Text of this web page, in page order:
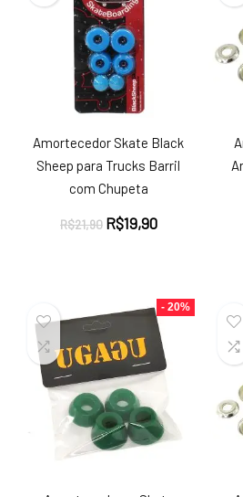
Amortecedor Skate Black
Sheep para Trucks Barril
com Chupeta
R$21,90 O
R$21,90.
R$19,90O
R$19,90.
- 20%